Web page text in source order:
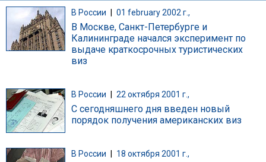
В России | 01 february 2002 г.,
В Москве, Санкт-Петербурге и
Калининграде начался эксперимент по
выдаче краткосрочных туристических
виз
В России 22 октября 2001 г.,
С сегодняшнего дня введен новый
порядок получения американских виз
В России 18 октября 2001 г.,